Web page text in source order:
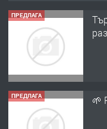
ПРЕДЛАГА
ПРЕДЛАГА 🌱